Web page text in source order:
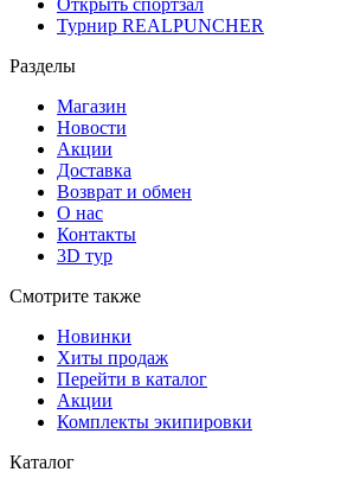
Открыть спортзал
Турнир REALPUNCHER
Разделы
Магазин
Новости
Акции
Доставка
Возврат и обмен
О нас
Контакты
3D тур
Смотрите также
Новинки
Хиты продаж
Перейти в каталог
Акции
Комплекты экипировки
Каталог